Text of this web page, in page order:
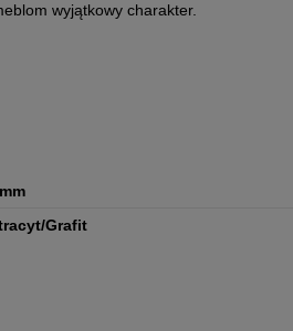
wyjątkowy charakter.
Grafit